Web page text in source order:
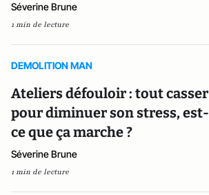
Séverine Brune
1 min de lecture
DEMOLITION MAN
Ateliers défouloir : tout casser
pour diminuer son stress, est-
ce que ça marche ?
Séverine Brune
1 min de lecture